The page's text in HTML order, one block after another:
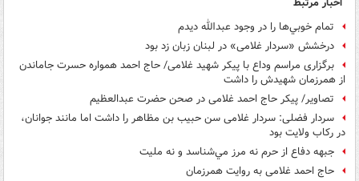
تمام خوبي‌ها را در وجود عبدالله ديدم
درخشش «سردار غلامی» در لبنان زبان زد بود
برگزاری مراسم وداع با پیکر شهید غلامی/ حاج احمد همواره حسرت جاماندن
از همرزمان شهیدش را داشت
تصاویر/ پیکر حاج احمد غلامی در صحن حضرت عبدالعظیم
سردار فضلی: سردار غلامی سن حبیب بن مظاهر را داشت اما مانند جوانان،
در رکاب ولایت بود
جبهه دفاع از حرم نه مرز مي‌شناسد و نه مليت
حاج احمد غلامی به روایت همرزمان